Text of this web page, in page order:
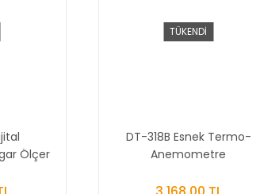
Ölçer
TÜKENDİ
DT-318B Esnek Termo-
Anemometre